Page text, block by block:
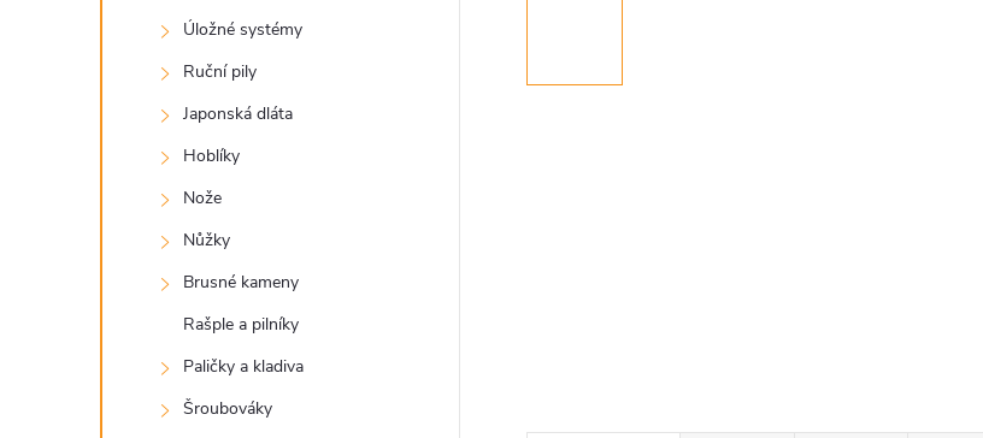
Úložné systémy
Ruční pily
Japonská dláta
Hoblíky
Nože
Nůžky
Brusné kameny
Rašple a pilníky
Paličky a kladiva
Šroubováky